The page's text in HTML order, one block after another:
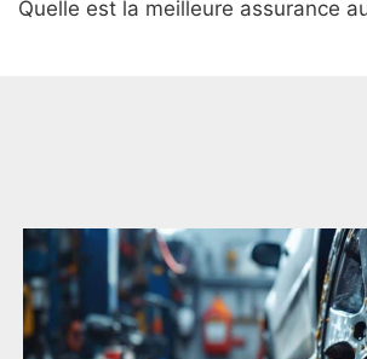
Quelle est la meilleure assurance